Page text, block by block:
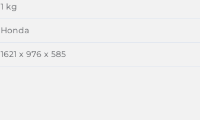
1 kg
Honda
1621 x 976 x 585